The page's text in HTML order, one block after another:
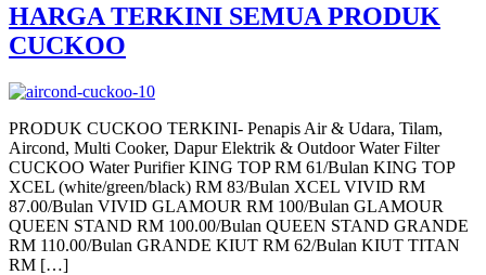
HARGA TERKINI SEMUA PRODUK
CUCKOO
PRODUK CUCKOO TERKINI- Penapis Air & Udara, Tilam,
Aircond, Multi Cooker, Dapur Elektrik & Outdoor Water Filter
CUCKOO Water Purifier KING TOP RM 61/Bulan KING TOP
XCEL (white/green/black) RM 83/Bulan XCEL VIVID RM
87.00/Bulan VIVID GLAMOUR RM 100/Bulan GLAMOUR
QUEEN STAND RM 100.00/Bulan QUEEN STAND GRANDE
RM 110.00/Bulan GRANDE KIUT RM 62/Bulan KIUT TITAN
RM […]